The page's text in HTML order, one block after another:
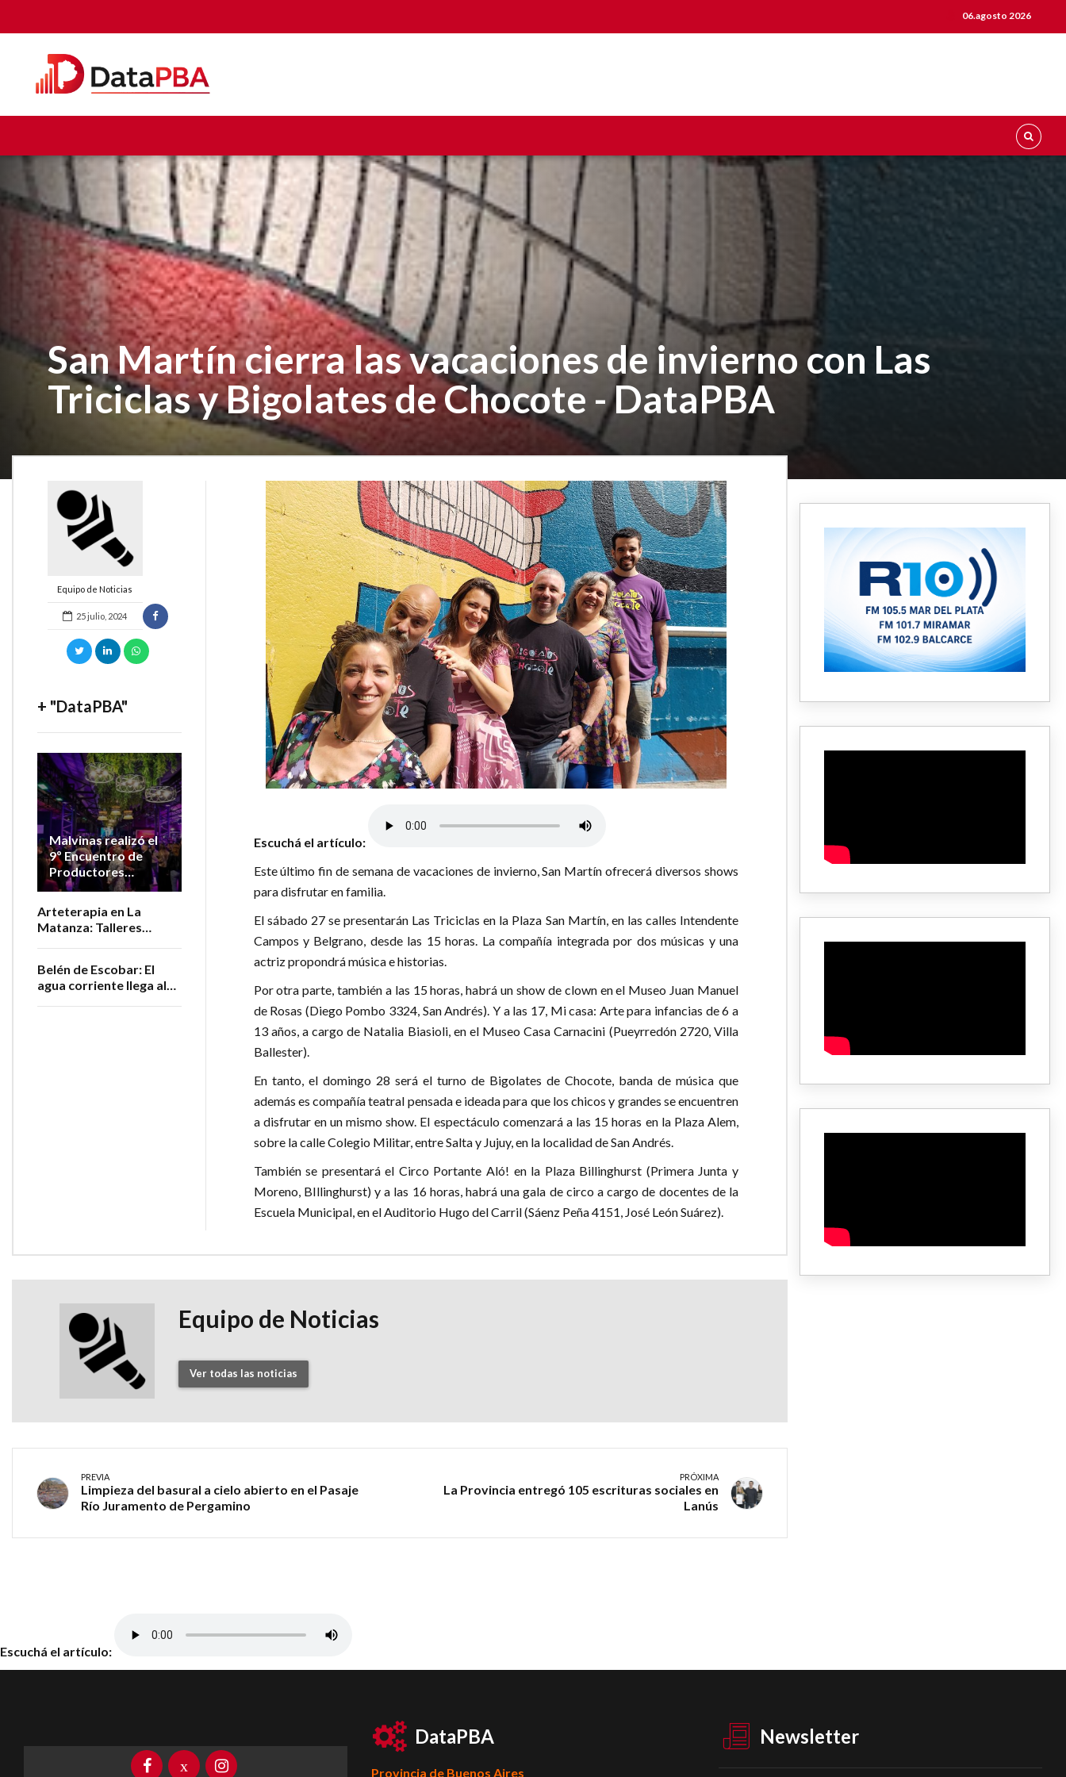
06.agosto 2026
San Martín cierra las vacaciones de invierno con Las
Triciclas y Bigolates de Chocote - DataPBA
Equipo de Noticias
25 julio, 2024
+ "DataPBA"
Malvinas realizó el
9º Encuentro de
Productores
Vitivinícolas de la
Arteterapia en La
Matanza: Talleres
Belén de Escobar: El
agua corriente llega al
Escuchá el artículo:
Este último fin de semana de vacaciones de invierno, San Martín ofrecerá diversos shows
para disfrutar en familia.
El sábado 27 se presentarán Las Triciclas en la Plaza San Martín, en las calles Intendente
Campos y Belgrano, desde las 15 horas. La compañía integrada por dos músicas y una
actriz propondrá música e historias.
Por otra parte, también a las 15 horas, habrá un show de clown en el Museo Juan Manuel
de Rosas (Diego Pombo 3324, San Andrés). Y a las 17, Mi casa: Arte para infancias de 6 a
13 años, a cargo de Natalia Biasioli, en el Museo Casa Carnacini (Pueyrredón 2720, Villa
Ballester).
En tanto, el domingo 28 será el turno de Bigolates de Chocote, banda de música que
además es compañía teatral pensada e ideada para que los chicos y grandes se encuentren
a disfrutar en un mismo show. El espectáculo comenzará a las 15 horas en la Plaza Alem,
sobre la calle Colegio Militar, entre Salta y Jujuy, en la localidad de San Andrés.
También se presentará el Circo Portante Aló! en la Plaza Billinghurst (Primera Junta y
Moreno, BIllinghurst) y a las 16 horas, habrá una gala de circo a cargo de docentes de la
Escuela Municipal, en el Auditorio Hugo del Carril (Sáenz Peña 4151, José León Suárez).
Equipo de Noticias
Ver todas las noticias
PREVIA
Limpieza del basural a cielo abierto en el Pasaje
Río Juramento de Pergamino
PRÓXIMA
La Provincia entregó 105 escrituras sociales en
Lanús
Escuchá el artículo:
DataPBA
Provincia de Buenos Aires
Newsletter